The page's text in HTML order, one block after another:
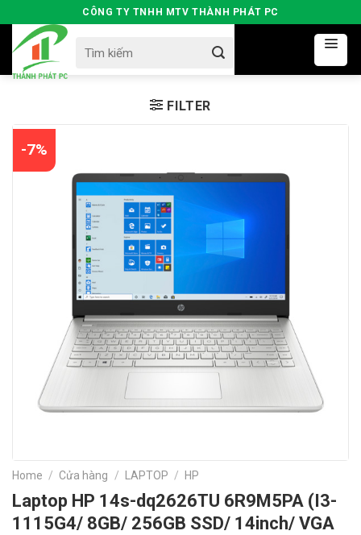
to
content
CÔNG TY TNHH MTV THÀNH PHÁT PC
for:
FILTER
-7%
Home / Cửa hàng / LAPTOP / HP
Laptop HP 14s-dq2626TU 6R9M5PA (I3-
1115G4/ 8GB/ 256GB SSD/ 14inch/ VGA